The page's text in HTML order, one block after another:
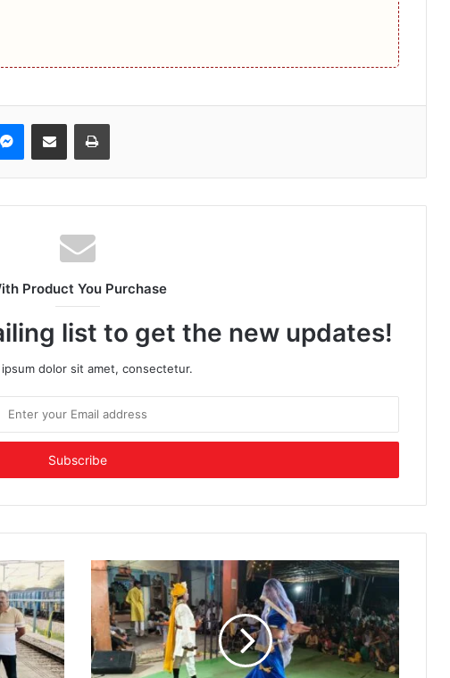
Messenger
Share via Email Print
Product You Purchase
list to get the new updates!
ipsum dolor sit amet, consectetur.